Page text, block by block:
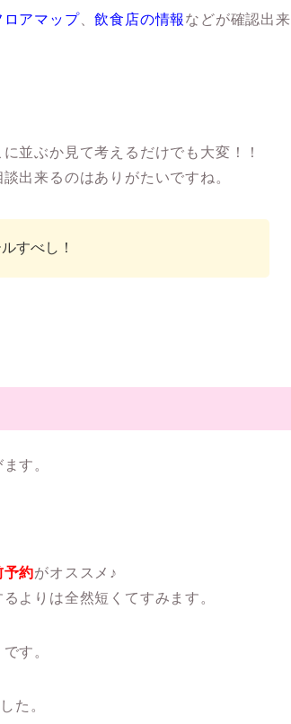
ロアマップ、飲食店の情報 などが確認出来
並ぶか見て考えるだけでも大変！！
出来るのはありがたいですね。
すべし！
す。
予約がオススメ♪
よりは全然短くてすみます。
す。
た。